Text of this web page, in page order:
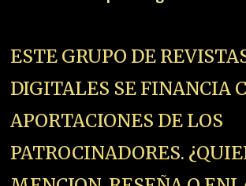
ESTE GRUPO DE
DIGITALES SE FINANCIA
APORTACIONES DE LOS
PATROCINADORES.